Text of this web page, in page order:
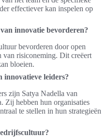
effectiever kan inspelen op
innovatie bevorderen?
bevorderen door open
van risiconeming. Dit creëert
bloeien.
innovatieve leiders?
zijn Satya Nadella van
Zij hebben hun organisaties
te stellen in hun strategieën